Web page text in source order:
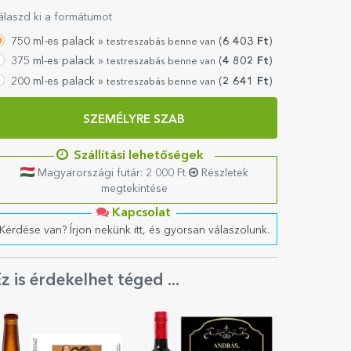
ki a formátumot
750 ml-es palack » testreszabás benne van (6 403 Ft)
375 ml-es palack » testreszabás benne van (4 802 Ft )
200 ml-es palack » testreszabás benne van ( 2 641 Ft )
SZEMÉLYRE SZAB
Szállítási lehetőségek
Magyarországi futár: 2 000 Ft
Részletek
megtekintése
Kapcsolat
van? Írjon nekünk itt, és gyorsan válaszolunk.
is érdekelhet téged ...